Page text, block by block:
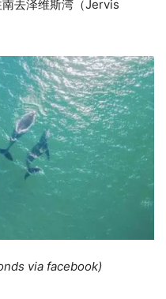
南去泽维斯湾（Jervis
via facebook)